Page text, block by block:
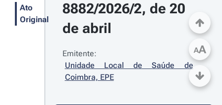
Ato
Original
8882/2026/2, de 20
de abril
Emitente:
Unidade Local de Saúde de
Coimbra, EPE
AA